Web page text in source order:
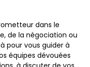
dans le
de la négociation ou
pour vous guider à
équipes dévouées